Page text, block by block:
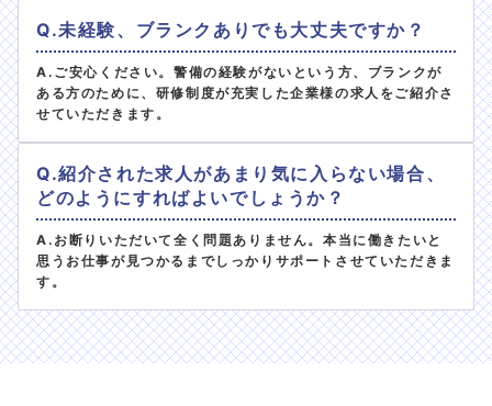
Q.未経験、ブランクありでも大丈夫ですか？
A.ご安心ください。警備の経験がないという方、ブランクが
ある方のために、研修制度が充実した企業様の求人をご紹介さ
せていただきます。
Q.紹介された求人があまり気に入らない場合、
どのようにすればよいでしょうか？
A.お断りいただいて全く問題ありません。本当に働きたいと
思うお仕事が見つかるまでしっかりサポートさせていただきま
す。